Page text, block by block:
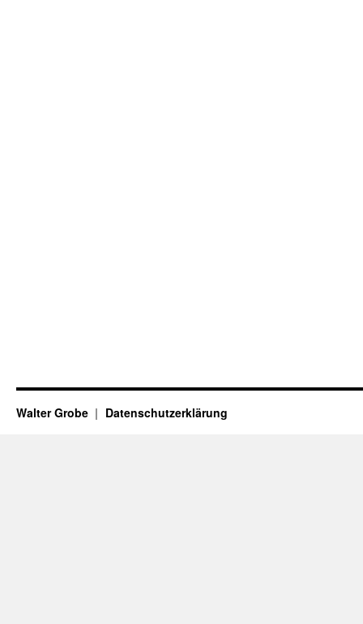
Walter Grobe Datenschutzerklärung